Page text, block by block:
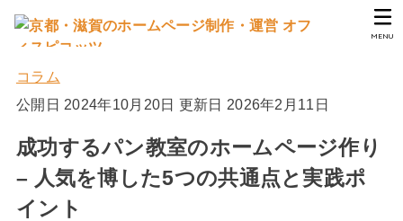
MENU
コラム
公開日 2024年10月20日 更新日 2026年2月11日
成功するパン教室のホームページ作り
– 人気を博した5つの共通点と実践ポ
イント